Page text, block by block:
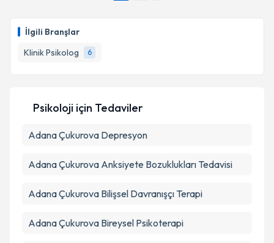
İlgili Branşlar
Klinik Psikolog
6
E-posta Adresiniz
Metni'ni okudum ve kişisel verilerimin belirtilen
kapsamda işlenmesini kabul ediyorum.
Psikoloji için Tedaviler
Adana Çukurova Depresyon
Adana Çukurova Anksiyete Bozuklukları Tedavisi
Adana Çukurova Bilişsel Davranışçı Terapi
Adana Çukurova Bireysel Psikoterapi